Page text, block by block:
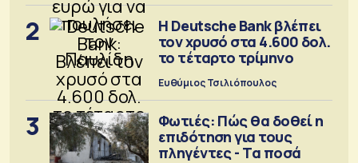
2
Η Deutsche Bank βλέπει
τον χρυσό στα 4.600 δολ.
το τέταρτο τρίμηνο
Ευθύμιος Τσιλιόπουλος
3
Φωτιές: Πώς θα δοθεί η
επιδότηση για τους
πληγέντες - Τα ποσά